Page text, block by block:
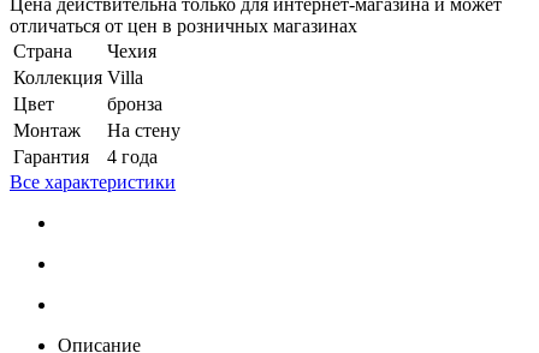
отличаться от цен в розничных магазинах
Страна
Чехия
Коллекция Villa
Цвет
бронза
Монтаж
На стену
Гарантия
4 года
Все характеристики
Описание